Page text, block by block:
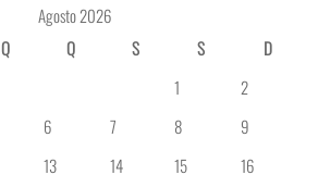
Agosto 2026
Q Q S S
D
1
2
6 7 8
9
13 14 15
16